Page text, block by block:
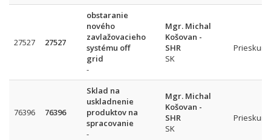
27527 27527
obstaranie
nového
zavlažovacieho
systému off
grid
-
Mgr. Michal
Košovan -
SHR
SK
Prieskum
76396 76396
Sklad na
uskladnenie
produktov na
spracovanie
-
Mgr. Michal
Košovan -
SHR
SK
Prieskum